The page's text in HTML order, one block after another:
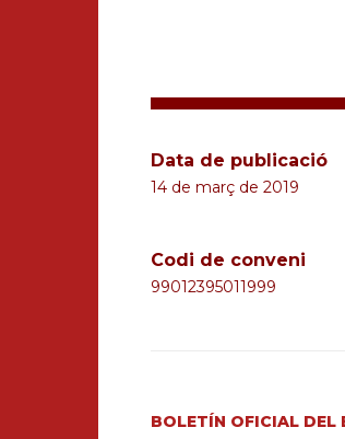
Data de publicació
14 de març de 2019
Codi de conveni
99012395011999
BOLETÍN OFICIAL DEL